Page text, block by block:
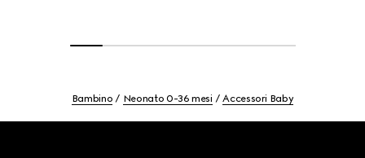
Bambino Neonato 0-36 mesi Accessori Baby